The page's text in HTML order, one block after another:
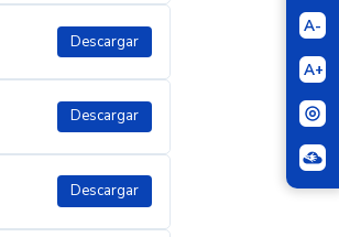
A-
A+
Descargar
Descargar
Descargar